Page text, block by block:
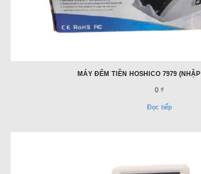
MÁY ĐẾM TIỀN HOSHICO 7979
0 ₫
Đọc tiếp